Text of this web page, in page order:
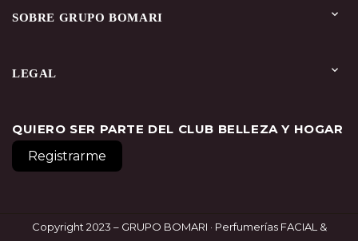
SOBRE GRUPO BOMARI 
LEGAL 
QUIERO SER PARTE DEL CLUB BELLEZA Y HOGAR
Registrarme
Copyright 2023 – GRUPO BOMARI · Perfumerías FACIAL &